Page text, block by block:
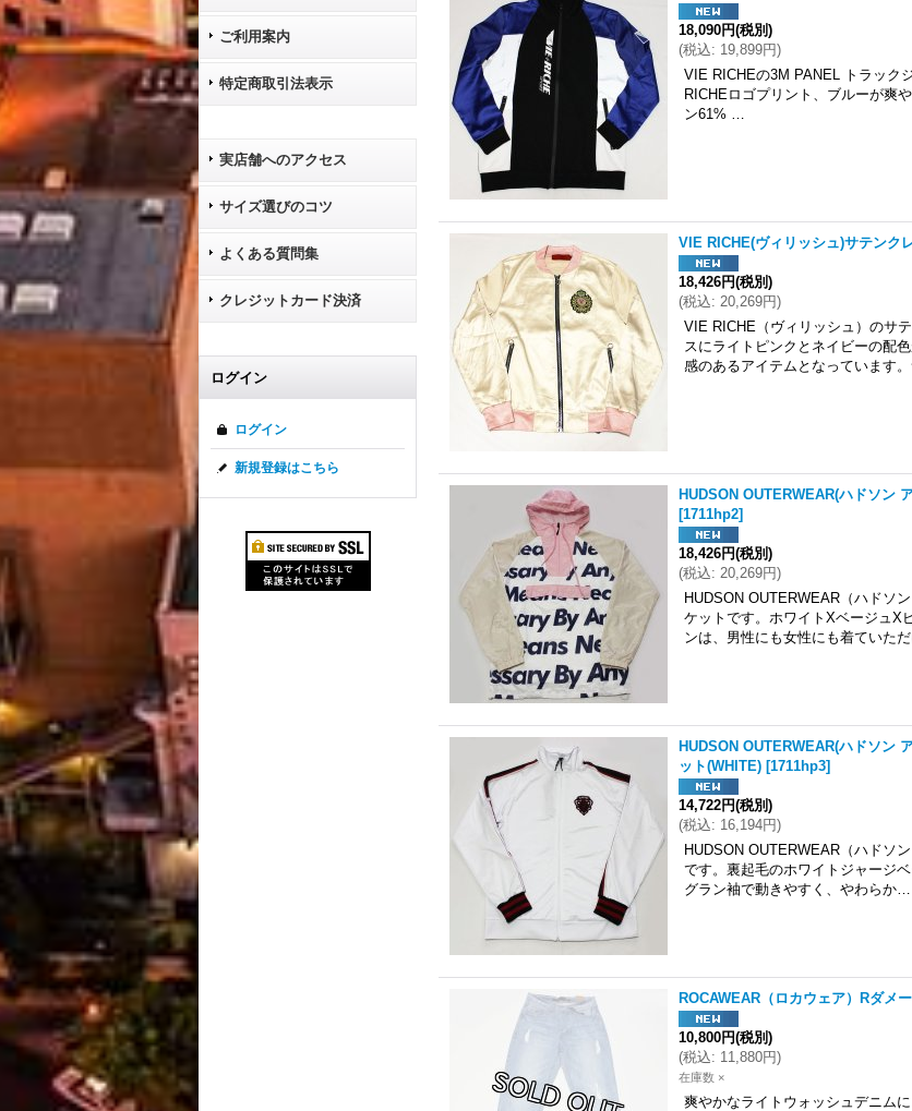
ご利用案内
特定商取引法表示
実店舗へのアクセス
サイズ選びのコツ
よくある質問集
クレジットカード決済
ログイン
ログイン
新規登録はこちら
18,090円(税別)
(税込: 19,899円)
VIE RICHEの3M PANEL トラック
RICHEロゴプリント、ブルーが爽
ン61% …
VIE RICHE(ヴィリッシュ)サテンク
18,426円(税別)
(税込: 20,269円)
VIE RICHE（ヴィリッシュ）のサ
スにライトピンクとネイビーの配
感のあるアイテムとなっています
HUDSON OUTERWEAR(ハドソン
[1711hp2]
18,426円(税別)
(税込: 20,269円)
HUDSON OUTERWEAR（ハドソ
ケットです。ホワイトXベージュX
ンは、男性にも女性にも着ていた
HUDSON OUTERWEAR(ハドソン
ット(WHITE) [1711hp3]
14,722円(税別)
(税込: 16,194円)
HUDSON OUTERWEAR（ハドソ
です。裏起毛のホワイトジャージ
グラン袖で動きやすく、やわらか…
ROCAWEAR（ロカウェア）Rダメ
10,800円(税別)
(税込: 11,880円)
在庫数 ×
爽やかなライトウォッシュデニム